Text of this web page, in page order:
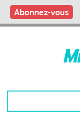
Aller
contenu
Main
Qui sommes nous ?
Vous publiez
Nous publions
Contactez-nous
Abonnez-vous